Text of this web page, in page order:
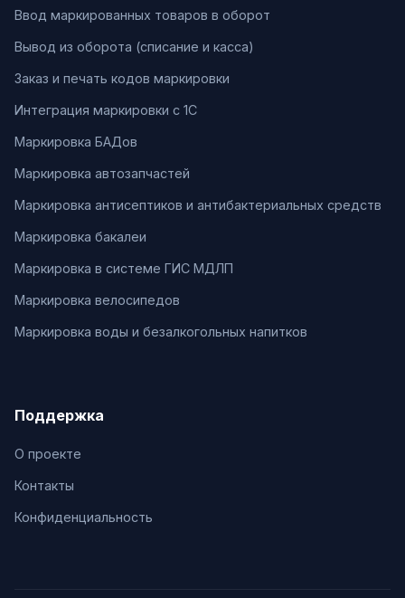
Ввод маркированных товаров в оборот
Вывод из оборота (списание и касса)
Заказ и печать кодов маркировки
Интеграция маркировки с 1С
Маркировка БАДов
Маркировка автозапчастей
Маркировка антисептиков и антибактериальных средств
Маркировка бакалеи
Маркировка в системе ГИС МДЛП
Маркировка велосипедов
Маркировка воды и безалкогольных напитков
Поддержка
О проекте
Контакты
Конфиденциальность